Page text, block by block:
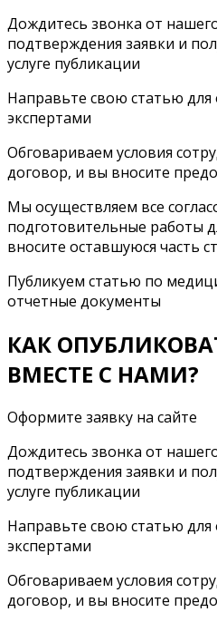
Дождитесь звонка от
подтверждения заявки и
услуге публикации
Направьте свою статью
экспертами
Обговариваем условия
договор, и вы вносите
Мы осуществляем все
подготовительные работы
вносите оставшуюся часть
Публикуем статью по
отчетные документы
КАК
ВМЕСТЕ С НАМИ?
Оформите заявку на сайте
Дождитесь звонка от
подтверждения заявки и
услуге публикации
Направьте свою статью
экспертами
Обговариваем условия
договор, и вы вносите